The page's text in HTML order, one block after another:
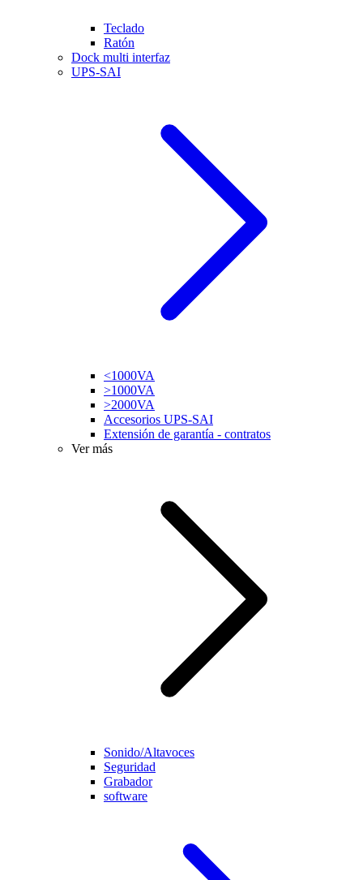
Teclado
Ratón
Dock multi interfaz
UPS-SAI
<1000VA
>1000VA
>2000VA
Accesorios UPS-SAI
Extensión de garantía - contratos
Ver más
Sonido/Altavoces
Seguridad
Grabador
software